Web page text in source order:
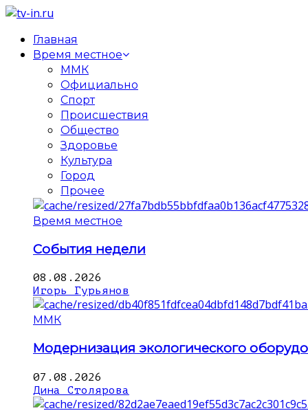
Главная
Время местное
ММК
Официально
Спорт
Происшествия
Общество
Здоровье
Культура
Город
Прочее
Время местное
События недели
08.08.2026
Игорь Гурьянов
ММК
Модернизация экологического
07.08.2026
Дина Столярова